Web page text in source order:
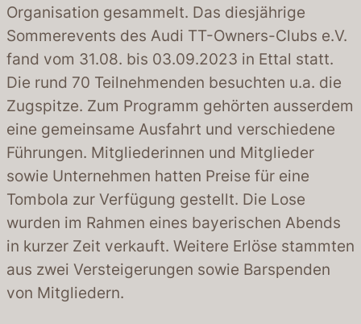
Organisation gesammelt. Das diesjährige
Sommerevents des Audi TT-Owners-Clubs e.V.
fand vom 31.08. bis 03.09.2023 in Ettal statt.
Die rund 70 Teilnehmenden besuchten u.a. die
Zugspitze. Zum Programm gehörten ausserdem
eine gemeinsame Ausfahrt und verschiedene
Führungen. Mitgliederinnen und Mitglieder
sowie Unternehmen hatten Preise für eine
Tombola zur Verfügung gestellt. Die Lose
wurden im Rahmen eines bayerischen Abends
in kurzer Zeit verkauft. Weitere Erlöse stammten
aus zwei Versteigerungen sowie Barspenden
von Mitgliedern.